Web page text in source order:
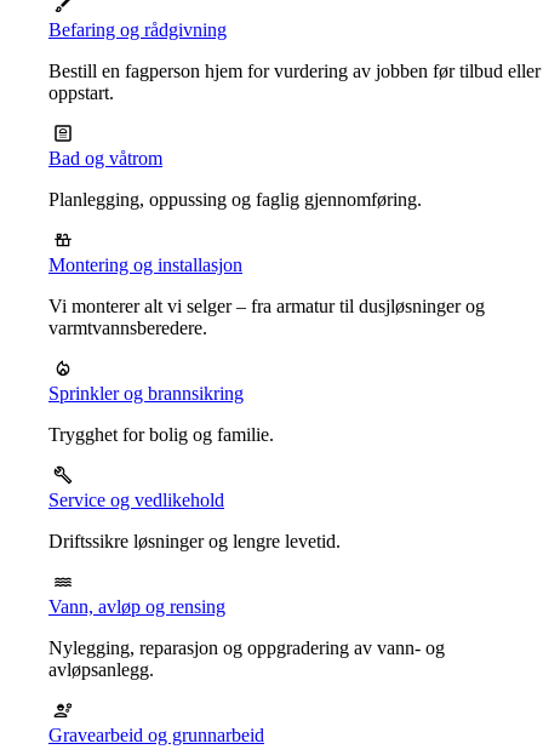
Befaring og rådgivning
Bestill en fagperson hjem for vurdering av jobben før tilbud eller
oppstart.
Bad og våtrom
Planlegging, oppussing og faglig gjennomføring.
Montering og installasjon
Vi monterer alt vi selger – fra armatur til dusjløsninger og
varmtvannsberedere.
Sprinkler og brannsikring
Trygghet for bolig og familie.
Service og vedlikehold
Driftssikre løsninger og lengre levetid.
Vann, avløp og rensing
Nylegging, reparasjon og oppgradering av vann- og
avløpsanlegg.
Gravearbeid og grunnarbeid